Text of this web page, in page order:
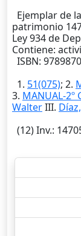
Ejemplar de
patrimonio
Ley 934 de
Contiene:
ISBN:
1. 51(075); 2.
3. MANUAL-2º
WalterIII.
(12)Inv.: